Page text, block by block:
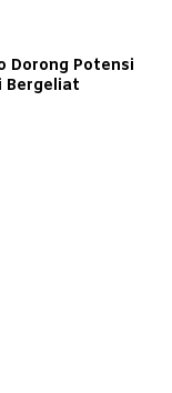
Dorong Potensi
Bergeliat